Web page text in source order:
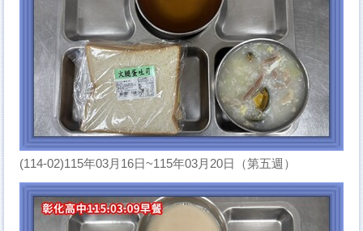
(114-02)115年03月16日~115年03月20日（第五週）